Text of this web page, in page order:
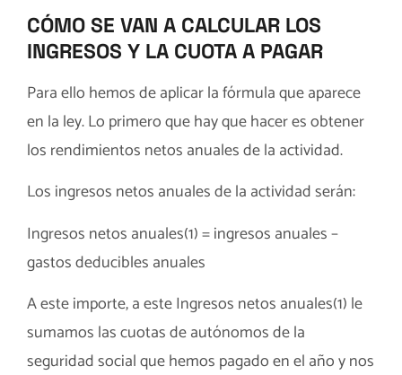
CÓMO SE VAN A CALCULAR LOS
INGRESOS Y LA CUOTA A PAGAR
Para ello hemos de aplicar la fórmula que aparece
en la ley. Lo primero que hay que hacer es obtener
los rendimientos netos anuales de la actividad.
Los ingresos netos anuales de la actividad serán:
Ingresos netos anuales(1) = ingresos anuales –
gastos deducibles anuales
A este importe, a este Ingresos netos anuales(1) le
sumamos las cuotas de autónomos de la
seguridad social que hemos pagado en el año y nos